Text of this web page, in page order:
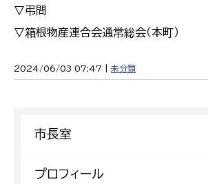
▽弔問
▽箱根物産連合会通常総会（本町）
2024/06/03 07:47 | 未分類
市長室
プロフィール